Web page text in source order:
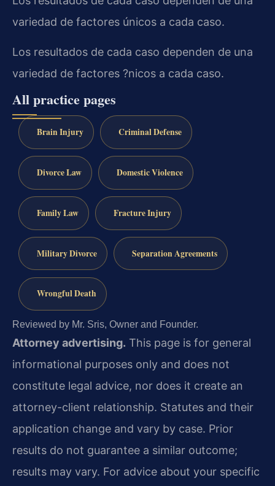
variedad de factores únicos a cada caso.
Los resultados de cada caso dependen de una
variedad de factores ?nicos a cada caso.
All practice pages
Brain Injury Criminal Defense
Divorce Law Domestic Violence
Family Law Fracture Injury
Military Divorce Separation Agreements
Wrongful Death
Reviewed by Mr. Sris, Owner and Founder.
Attorney advertising. This page is for general
informational purposes only and does not
constitute legal advice, nor does it create an
attorney-client relationship. Statutes and their
application change and vary by case. Prior
results do not guarantee a similar outcome;
results may vary. For advice about your specific